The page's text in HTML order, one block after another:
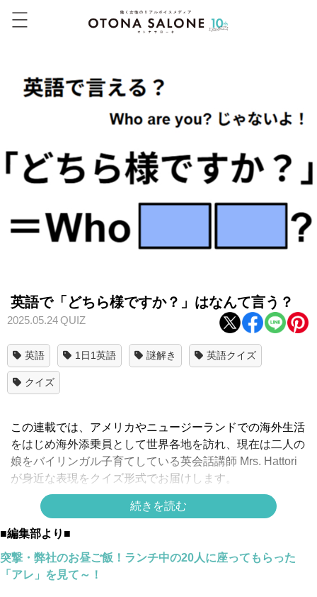
英語で「どちら様ですか？」はなんて言う？
2025.05.24QUIZ
英語 1日1英語 謎解き 英語クイズ
クイズ
この連載では、アメリカやニュージーランドでの海外生活
をはじめ海外添乗員として世界各地を訪れ、現在は二人の
娘をバイリンガル子育てしている英会話講師 Mrs. Hattori
が身近な表現をクイズ形式でお届けします。
「どちら様ですか？」って英語で言えます
か？
正解は
続きを読む
■編集部より■
突撃・弊社のお昼ご飯！ランチ中の20人に座ってもらった
「アレ」を見て～！